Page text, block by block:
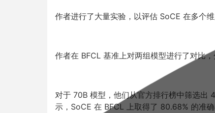
作者进行了大量实验，以评估 SoCE 在多个维
作者在 BFCL 基准上对两组模型进行了对比
对于 70B 模型，他们从官方排行榜中筛选出
示，SoCE 在 BFCL 上取得了 80.68% 的准